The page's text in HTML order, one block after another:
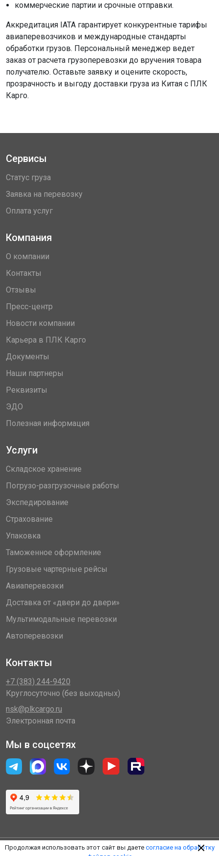
коммерческие партии и срочные отправки.
Аккредитация IATA гарантирует конкурентные тарифы
авиаперевозчиков и международные стандарты
обработки грузов. Персональный менеджер ведет
заказ от расчета грузоперевозки до вручения товара
получателю. Оставьте заявку и оцените скорость,
прозрачность и выгоду доставки груза из Китая с ПЛК
Карго.
Сервисы
Статус груза
Заявка на перевозку
Оплата услуг
Компания
О компании
Контакты
Отзывы
Пресс-центр
Новости компании
Карьера в ПЛК Карго
Документы
Наши партнеры
Реквизиты
ЭДО
Полезная информация
Услуги
Складское хранение
Погрузо-разгрузочные работы
Экспедирование
Страхование
Упаковка
Таможенное оформление
Грузовые чартерные рейсы
Авиаперевозки
Доставка от «двери до двери»
Мультимодальные перевозки
Автоперевозки
Контакты
+7 (383) 244-9420
Круглосуточно (без выходных)
nsk@plkcargo.ru
Электронная почта
Мы в соцсетях
Продолжая использовать этот сайт вы даете согласие на обработку